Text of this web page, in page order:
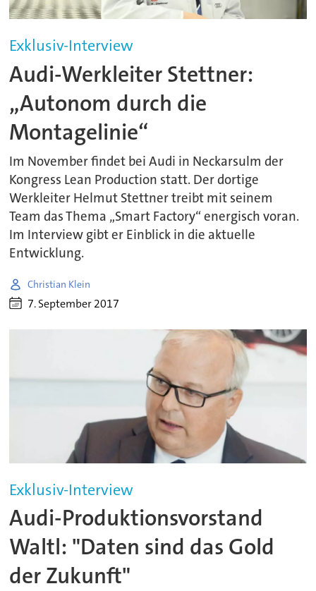
Exklusiv-Interview
Audi-Werkleiter Stettner:
„Autonom durch die
Montagelinie“
Im November findet bei Audi in Neckarsulm der
Kongress Lean Production statt. Der dortige
Werkleiter Helmut Stettner treibt mit seinem
Team das Thema „Smart Factory“ energisch voran.
Im Interview gibt er Einblick in die aktuelle
Entwicklung.
Christian Klein
7. September 2017
Exklusiv-Interview
Audi-Produktionsvorstand
Waltl: "Daten sind das Gold
der Zukunft"